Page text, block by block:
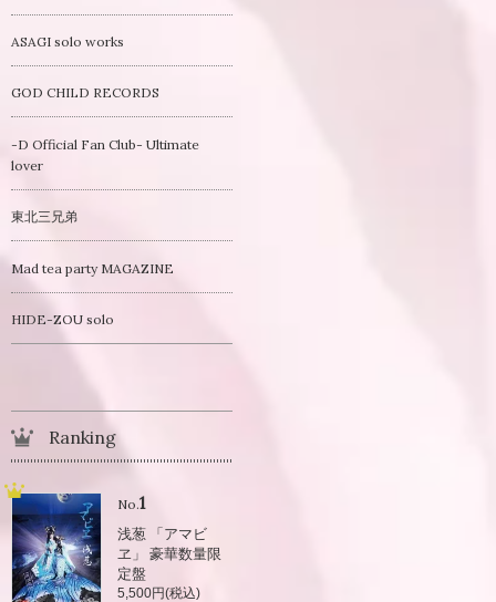
ASAGI solo works
GOD CHILD RECORDS
-D Official Fan Club- Ultimate
lover
東北三兄弟
Mad tea party MAGAZINE
HIDE-ZOU solo
Ranking
No.1
浅葱 「アマビ
ヱ」 豪華数量限
定盤
5,500円(税込)